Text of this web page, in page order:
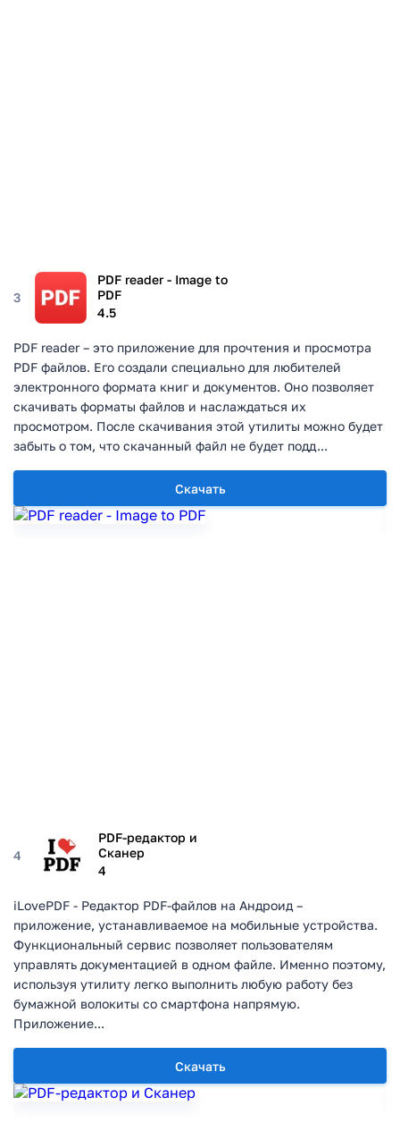
3
PDF reader - Image to
PDF
4.5
Скачать
PDF reader – это приложение для прочтения и просмотра
PDF файлов. Его создали специально для любителей
электронного формата книг и документов. Оно позволяет
скачивать форматы файлов и наслаждаться их
просмотром. После скачивания этой утилиты можно будет
забыть о том, что скачанный файл не будет подд...
4
PDF-редактор и
Сканер
4
Скачать
iLovePDF - Редактор PDF-файлов на Андроид –
приложение, устанавливаемое на мобильные устройства.
Функциональный сервис позволяет пользователям
управлять документацией в одном файле. Именно поэтому,
используя утилиту легко выполнить любую работу без
бумажной волокиты со смартфона напрямую.
Приложение...